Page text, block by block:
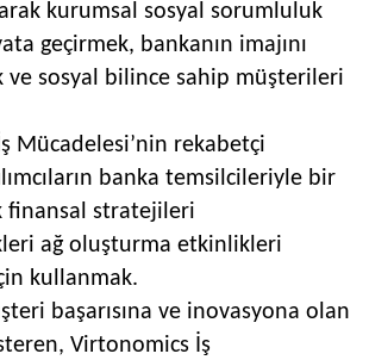
kurumsal sosyal sorumluluk
geçirmek, bankanın imajını
ve sosyal bilince sahip müşterileri
Mücadelesi’nin rekabetçi
banka temsilcileriyle bir
finansal stratejileri
ağ oluşturma etkinlikleri
kullanmak.
başarısına ve inovasyona olan
Virtonomics İş